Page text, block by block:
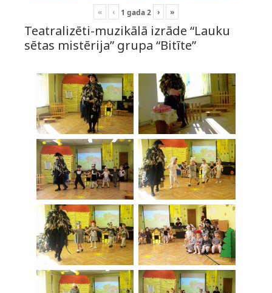
« ‹ 1 gada2 › »
Teatralizēti-muzikālā izrāde “Lauku
sētas mistērija” grupa “Bitīte”